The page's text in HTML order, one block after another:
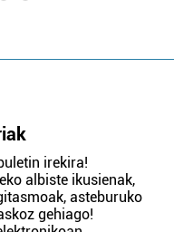
irekira!
albiste ikusienak,
asteburuko
gehiago!